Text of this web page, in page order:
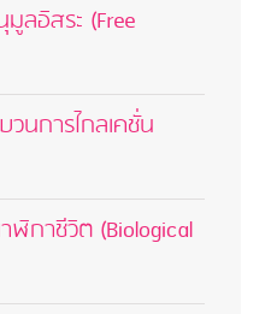
มูลอิสระ (Free
วนการไกลเคชั่น
ฬิกาชีวิต (Biological